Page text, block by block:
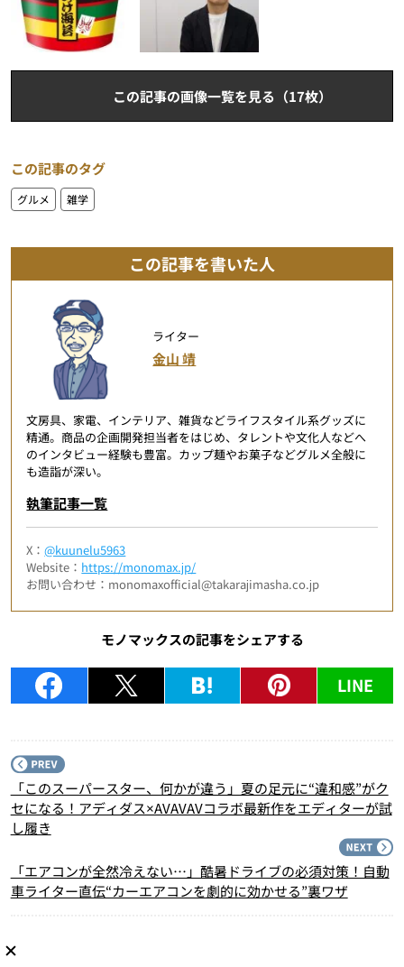
この記事の画像一覧を見る（17枚）
この記事のタグ
グルメ 雑学
この記事を書いた人
ライター
金山 靖
文房具、家電、インテリア、雑貨などライフスタイル系グッズに
精通。商品の企画開発担当者をはじめ、タレントや文化人などへ
のインタビュー経験も豊富。カップ麺やお菓子などグルメ全般に
も造詣が深い。
執筆記事一覧
X：@kuunelu5963
Website： https://monomax.jp/
お問い合わせ：monomaxofficial@takarajimasha.co.jp
モノマックスの記事をシェアする
LINE
「このスーパースター、何かが違う」夏の足元に“違和感”がク
セになる！アディダス×AVAVAVコラボ最新作をエディターが試
し履き
「エアコンが全然冷えない…」酷暑ドライブの必須対策！自動
車ライター直伝“カーエアコンを劇的に効かせる”裏ワザ